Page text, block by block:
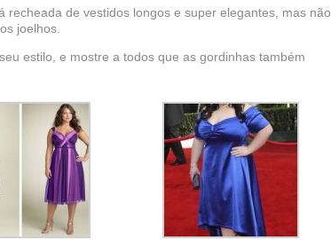
recheada de vestidos longos e super elegantes, mas não
joelhos.
estilo, e mostre a todos que as gordinhas também